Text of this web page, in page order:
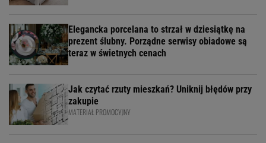
Elegancka porcelana to strzał w dziesiątkę na
prezent ślubny. Porządne serwisy obiadowe są
teraz w świetnych cenach
Jak czytać rzuty mieszkań? Uniknij błędów przy
zakupie
MATERIAŁ PROMOCYJNY